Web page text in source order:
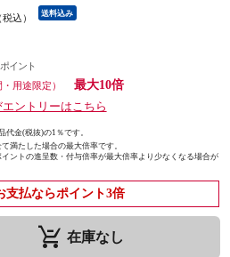
税込） 送料込み
・用途限定）
最大10倍
ントリーはこちら
金(税抜)の1％です。
満たした場合の最大倍率です。
ントの進呈数・付与倍率が最大倍率より少なくなる場合が
支払ならポイント3倍
remove_shopping_cart 在庫なし